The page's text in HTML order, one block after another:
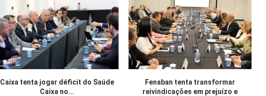
Caixa tenta jogar déficit do Saúde
Caixa no...
Fenaban tenta transformar
reivindicações em prejuízo e